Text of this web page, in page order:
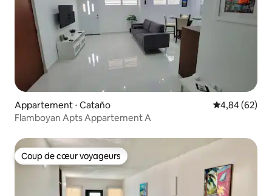
Appartement ⋅ Cataño Évaluation
4,84 (62)
Flamboyan Apts Appartement A
Coup de cœur voyageurs
Coup de cœur voyageurs